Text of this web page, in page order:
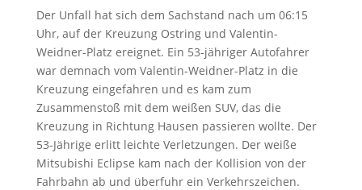
Der Unfall hat sich dem Sachstand nach um 06:15
Uhr, auf der Kreuzung Ostring und Valentin-
Weidner-Platz ereignet. Ein 53-jähriger Autofahrer
war demnach vom Valentin-Weidner-Platz in die
Kreuzung eingefahren und es kam zum
Zusammenstoß mit dem weißen SUV, das die
Kreuzung in Richtung Hausen passieren wollte. Der
53-Jährige erlitt leichte Verletzungen. Der weiße
Mitsubishi Eclipse kam nach der Kollision von der
Fahrbahn ab und überfuhr ein Verkehrszeichen.